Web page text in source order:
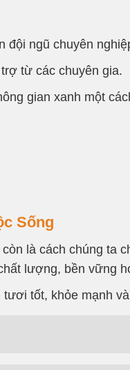
ngũ chuyên
từ các chuyên gia.
gian xanh một
Sống
là cách chúng ta
lượng, bền vững
tốt, khỏe mạnh